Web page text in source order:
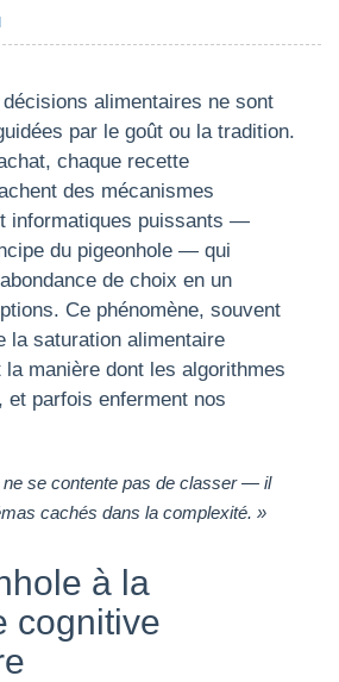
alimentaires ne sont
par le goût ou la tradition.
chaque recette
des mécanismes
informatiques puissants —
du pigeonhole — qui
de choix en un
Ce phénomène, souvent
la saturation alimentaire
manière dont les algorithmes
et parfois enferment nos
ne se contente pas de classer — il
cachés dans la complexité. »
à la
cognitive